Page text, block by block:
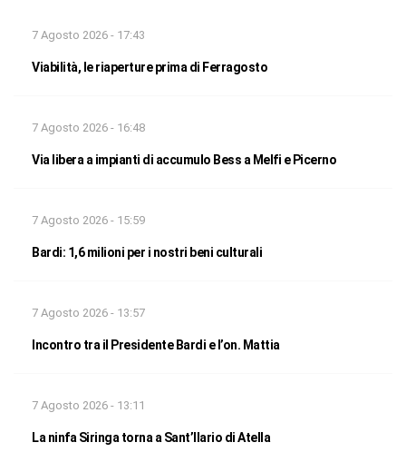
7 Agosto 2026 - 17:43
Viabilità, le riaperture prima di Ferragosto
7 Agosto 2026 - 16:48
Via libera a impianti di accumulo Bess a Melfi e Picerno
7 Agosto 2026 - 15:59
Bardi: 1,6 milioni per i nostri beni culturali
7 Agosto 2026 - 13:57
Incontro tra il Presidente Bardi e l’on. Mattia
7 Agosto 2026 - 13:11
La ninfa Siringa torna a Sant’Ilario di Atella